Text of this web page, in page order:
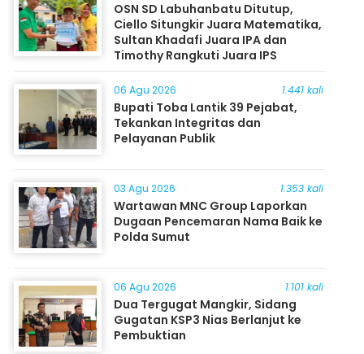
OSN SD Labuhanbatu Ditutup,
Ciello Situngkir Juara Matematika,
Sultan Khadafi Juara IPA dan
Timothy Rangkuti Juara IPS
06 Agu 2026 1.441 kali
Bupati Toba Lantik 39 Pejabat,
Tekankan Integritas dan
Pelayanan Publik
03 Agu 2026 1.353 kali
Wartawan MNC Group Laporkan
Dugaan Pencemaran Nama Baik ke
Polda Sumut
06 Agu 2026 1.101 kali
Dua Tergugat Mangkir, Sidang
Gugatan KSP3 Nias Berlanjut ke
Pembuktian